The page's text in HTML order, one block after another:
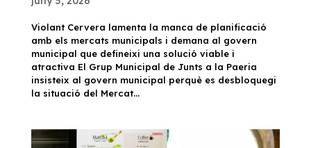
Violant Cervera lamenta la manca de planificació
amb els mercats municipals i demana al govern
municipal que defineixi una solució viable i
atractiva El Grup Municipal de Junts a la Paeria
insisteix al govern municipal perquè es desbloquegi
la situació del Mercat...